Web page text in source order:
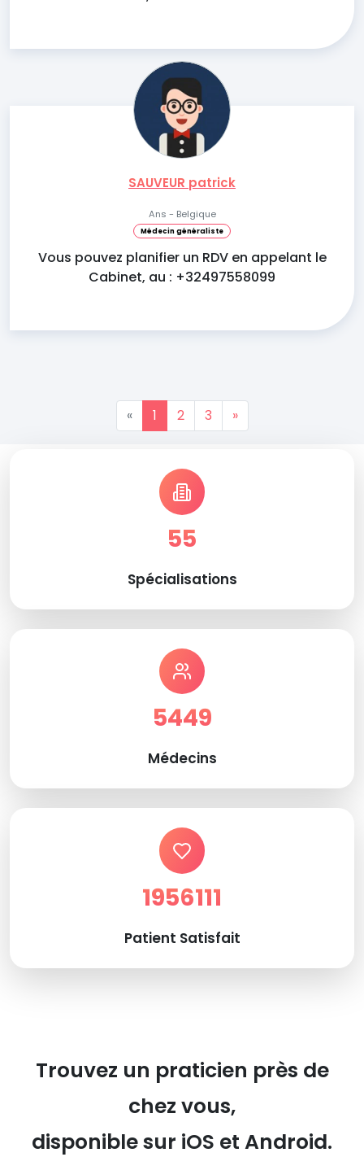
SAUVEUR patrick
Ans - Belgique
Médecin généraliste
Vous pouvez planifier un RDV en appelant le
Cabinet, au : +32497558099
« 1 2 3 »
55
Spécialisations
5449
Médecins
1956111
Patient Satisfait
Trouvez un praticien près de
chez vous,
disponible sur iOS et Android.